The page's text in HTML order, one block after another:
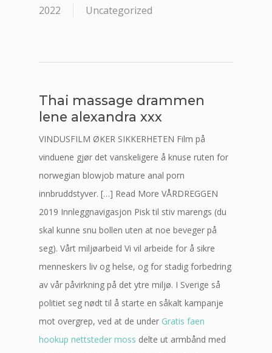
2022
Uncategorized
Thai massage drammen
lene alexandra xxx
VINDUSFILM ØKER SIKKERHETEN Film på
vinduene gjør det vanskeligere å knuse ruten for
norwegian blowjob mature anal porn
innbruddstyver. […] Read More VÅRDREGGEN
2019 Innleggnavigasjon Pisk til stiv marengs (du
skal kunne snu bollen uten at noe beveger på
seg). Vårt miljøarbeid Vi vil arbeide for å sikre
menneskers liv og helse, og for stadig forbedring
av vår påvirkning på det ytre miljø. I Sverige så
politiet seg nødt til å starte en såkalt kampanje
mot overgrep, ved at de under Gratis faen
hookup nettsteder moss delte ut armbånd med